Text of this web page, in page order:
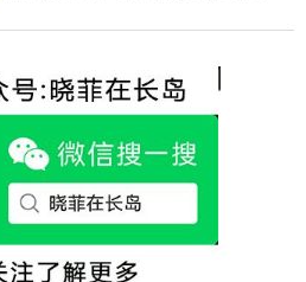
各不相同，可以根据自己的喜好选择。非常
热情，能根据我提出的需求来安排房间，这
点很好。
选择津岸民宿，实际体验客房很干净，饭菜
很好，每顿饭也不重样的，海鲜确实是非常
的新鲜呢，另外值得一提的是，他家的海菜
包子非常好吃。 其实长岛可选的酒店、民宿
各不相同，可以根据自己的喜好选择。非常
推荐津岸民宿，关键是老板娘晓菲很细心、
热情，能根据我提出的需求来安排房间，这
点很好。